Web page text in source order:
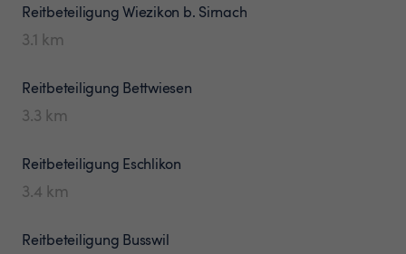
ReitbeteiligungWiezikon b. Sirnach
3.1 km
Reitbeteiligung Bettwiesen
3.3 km
Reitbeteiligung Eschlikon
3.4 km
Reitbeteiligung Busswil